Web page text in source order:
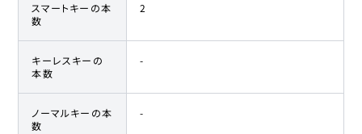
スマートキーの本
数
2
キーレスキーの
本数
-
ノーマルキーの本
数
-